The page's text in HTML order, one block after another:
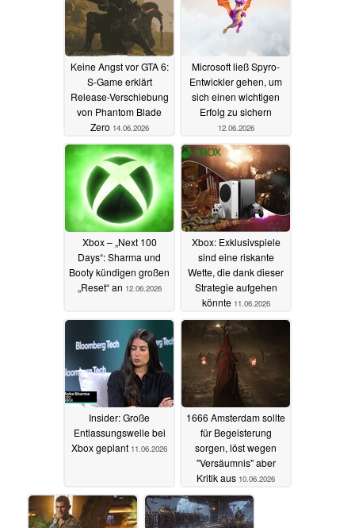
Keine Angst vor GTA 6:
S-Game erklärt
Release-Verschiebung
von Phantom Blade
Zero 14.06.2026
Microsoft ließ Spyro-
Entwickler gehen, um
sich einen wichtigen
Erfolg zu sichern
12.06.2026
Xbox – „Next 100
Days“: Sharma und
Booty kündigen großen
„Reset“ an 12.06.2026
Xbox: Exklusivspiele
sind eine riskante
Wette, die dank dieser
Strategie aufgehen
könnte 11.06.2026
Insider: Große
Entlassungswelle bei
Xbox geplant 11.06.2026
1666 Amsterdam sollte
für Begeisterung
sorgen, löst wegen
"Versäumnis" aber
Kritik aus 10.06.2026